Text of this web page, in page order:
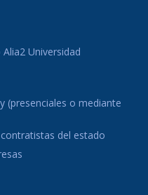
Universidad
(presenciales o mediante
del estado